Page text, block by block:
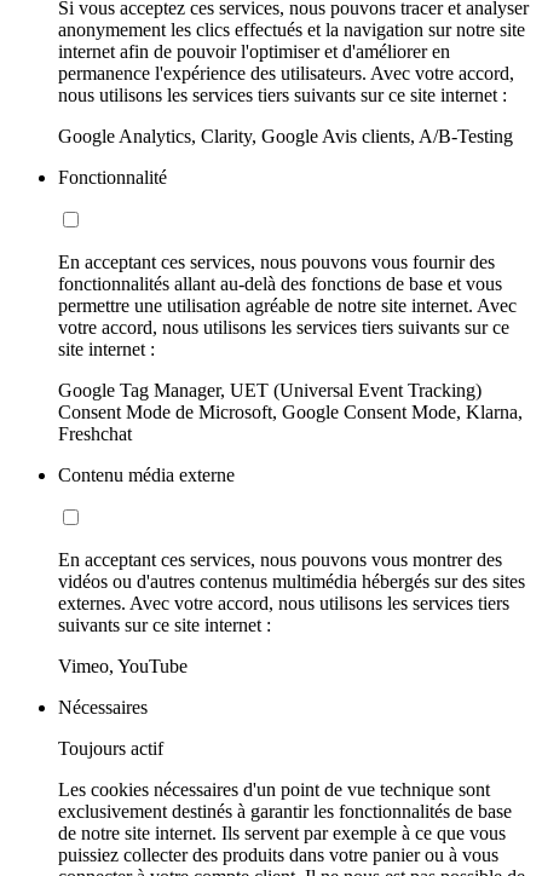
Si vous acceptez ces services, nous pouvons tracer et analyser
anonymement les clics effectués et la navigation sur notre site
internet afin de pouvoir l'optimiser et d'améliorer en
permanence l'expérience des utilisateurs. Avec votre accord,
nous utilisons les services tiers suivants sur ce site internet :
Google Analytics, Clarity, Google Avis clients, A/B-Testing
Fonctionnalité
En acceptant ces services, nous pouvons vous fournir des
fonctionnalités allant au-delà des fonctions de base et vous
permettre une utilisation agréable de notre site internet. Avec
votre accord, nous utilisons les services tiers suivants sur ce
site internet :
Google Tag Manager, UET (Universal Event Tracking)
Consent Mode de Microsoft, Google Consent Mode, Klarna,
Freshchat
Contenu média externe
En acceptant ces services, nous pouvons vous montrer des
vidéos ou d'autres contenus multimédia hébergés sur des sites
externes. Avec votre accord, nous utilisons les services tiers
suivants sur ce site internet :
Vimeo, YouTube
Nécessaires
Toujours actif
Les cookies nécessaires d'un point de vue technique sont
exclusivement destinés à garantir les fonctionnalités de base
de notre site internet. Ils servent par exemple à ce que vous
puissiez collecter des produits dans votre panier ou à vous